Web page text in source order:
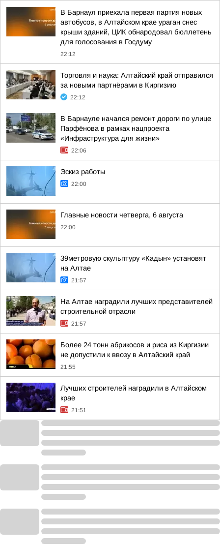
В Барнаул приехала первая партия новых
автобусов, в Алтайском крае ураган снес
крыши зданий, ЦИК обнародовал бюллетень
для голосования в Госдуму
22:12
Торговля и наука: Алтайский край отправился
за новыми партнёрами в Киргизию
22:12
В Барнауле начался ремонт дороги по улице
Парфёнова в рамках нацпроекта
«Инфраструктура для жизни»
22:06
Эскиз работы
22:00
Главные новости четверга, 6 августа
22:00
39метровую скульптуру «Кадын» установят
на Алтае
21:57
На Алтае наградили лучших представителей
строительной отрасли
21:57
Более 24 тонн абрикосов и риса из Киргизии
не допустили к ввозу в Алтайский край
21:55
Лучших строителей наградили в Алтайском
крае
21:51